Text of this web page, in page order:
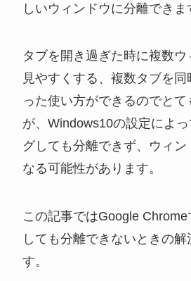
しいウィンドウに分離できま
タブを開き過ぎた時に複数
見やすくする、複数タブを
った使い方ができるのでと
が、Windows10の設定によ
グしても分離できず、ウィ
なる可能性があります。
この記事ではGoogle
しても分離できないときの解
す。